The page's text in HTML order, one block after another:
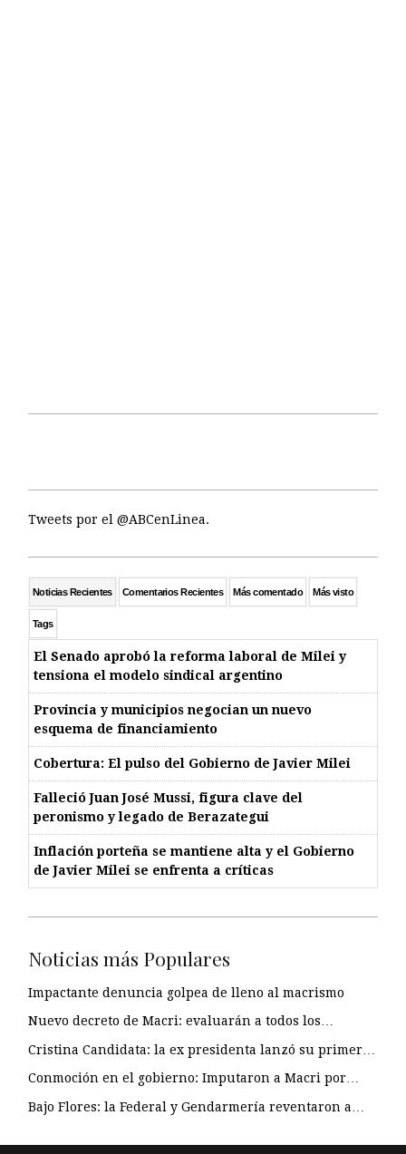
Tweets por el @ABCenLinea.
Noticias Recientes Comentarios Recientes Más comentado Más visto
Tags
El Senado aprobó la reforma laboral de Milei y
tensiona el modelo sindical argentino
Provincia y municipios negocian un nuevo
esquema de financiamiento
Cobertura: El pulso del Gobierno de Javier Milei
Falleció Juan José Mussi, figura clave del
peronismo y legado de Berazategui
Inflación porteña se mantiene alta y el Gobierno
de Javier Milei se enfrenta a críticas
Noticias más Populares
Impactante denuncia golpea de lleno al macrismo
Nuevo decreto de Macri: evaluarán a todos los…
Cristina Candidata: la ex presidenta lanzó su primer…
Conmoción en el gobierno: Imputaron a Macri por…
Bajo Flores: la Federal y Gendarmería reventaron a…